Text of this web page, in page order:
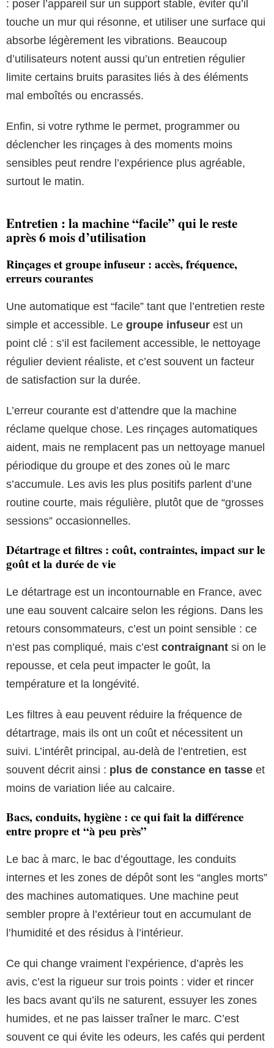
: poser l’appareil sur un support stable, éviter qu’il
touche un mur qui résonne, et utiliser une surface qui
absorbe légèrement les vibrations. Beaucoup
d’utilisateurs notent aussi qu’un entretien régulier
limite certains bruits parasites liés à des éléments
mal emboîtés ou encrassés.
Enfin, si votre rythme le permet, programmer ou
déclencher les rinçages à des moments moins
sensibles peut rendre l’expérience plus agréable,
surtout le matin.
Entretien : la machine “facile” qui le reste
après 6 mois d’utilisation
Rinçages et groupe infuseur : accès, fréquence,
erreurs courantes
Une automatique est “facile” tant que l’entretien reste
simple et accessible. Le groupe infuseur est un
point clé : s’il est facilement accessible, le nettoyage
régulier devient réaliste, et c’est souvent un facteur
de satisfaction sur la durée.
L’erreur courante est d’attendre que la machine
réclame quelque chose. Les rinçages automatiques
aident, mais ne remplacent pas un nettoyage manuel
périodique du groupe et des zones où le marc
s’accumule. Les avis les plus positifs parlent d’une
routine courte, mais régulière, plutôt que de “grosses
sessions” occasionnelles.
Détartrage et filtres : coût, contraintes, impact sur le
goût et la durée de vie
Le détartrage est un incontournable en France, avec
une eau souvent calcaire selon les régions. Dans les
retours consommateurs, c’est un point sensible : ce
n’est pas compliqué, mais c’est contraignant si on le
repousse, et cela peut impacter le goût, la
température et la longévité.
Les filtres à eau peuvent réduire la fréquence de
détartrage, mais ils ont un coût et nécessitent un
suivi. L’intérêt principal, au-delà de l’entretien, est
souvent décrit ainsi : plus de constance en tasse et
moins de variation liée au calcaire.
Bacs, conduits, hygiène : ce qui fait la différence
entre propre et “à peu près”
Le bac à marc, le bac d’égouttage, les conduits
internes et les zones de dépôt sont les “angles morts”
des machines automatiques. Une machine peut
sembler propre à l’extérieur tout en accumulant de
l’humidité et des résidus à l’intérieur.
Ce qui change vraiment l’expérience, d’après les
avis, c’est la rigueur sur trois points : vider et rincer
les bacs avant qu’ils ne saturent, essuyer les zones
humides, et ne pas laisser traîner le marc. C’est
souvent ce qui évite les odeurs, les cafés qui perdent